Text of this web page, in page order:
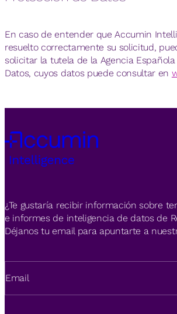
En caso de entender que Accumin
resuelto correctamente su solicitud,
solicitar la tutela de la Agencia
Datos, cuyos datos puede consultar en
¿Te gustaría recibir información sobre
e informes de inteligencia de datos de
Déjanos tu email para apuntarte a
Email